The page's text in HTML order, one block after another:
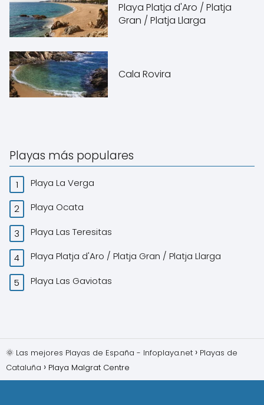
Playa Platja d'Aro / Platja
Gran / Platja Llarga
Cala Rovira
Playas más populares
Playa La Verga
Playa Ocata
Playa Las Teresitas
Playa Platja d'Aro / Platja Gran / Platja Llarga
Playa Las Gaviotas
🌞 Las mejores Playas de España - Infoplaya.net
Playas de
Cataluña
Playa Malgrat Centre